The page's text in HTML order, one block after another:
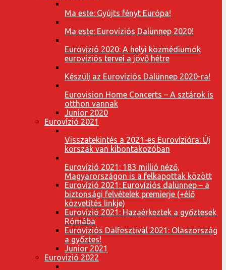
Ma este: Gyújts fényt Európa!
Ma este: Eurovíziós Dalünnep 2020!
Eurovízió 2020: A helyi közmédiumok
eurovíziós tervei a jövő hétre
Készülj az Eurovíziós Dalünnep 2020-ra!
Eurovision Home Concerts – A sztárok is
otthon vannak
Junior 2020
Eurovízió 2021
Visszatekintés a 2021-es Eurovízióra: Új
korszak van kibontakozóban
Eurovízió 2021: 183 millió néző,
Magyarországon is a felkapottak között
Eurovízió 2021: Eurovíziós dalünnep – a
biztonsági felvételek premierje (+élő
közvetítés linkje)
Eurovízió 2021: Hazaérkeztek a győztesek
Rómába
Eurovíziós Dalfesztivál 2021: Olaszország
a győztes!
Junior 2021
Eurovízió 2022